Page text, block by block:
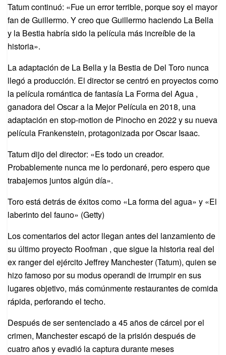
Tatum continuó: «Fue un error terrible, porque soy el mayor
fan de Guillermo. Y creo que Guillermo haciendo La Bella
y la Bestia habría sido la película más increíble de la
historia».
La adaptación de La Bella y la Bestia de Del Toro nunca
llegó a producción. El director se centró en proyectos como
la película romántica de fantasía La Forma del Agua ,
ganadora del Oscar a la Mejor Película en 2018, una
adaptación en stop-motion de Pinocho en 2022 y su nueva
película Frankenstein, protagonizada por Oscar Isaac.
Tatum dijo del director: «Es todo un creador.
Probablemente nunca me lo perdonaré, pero espero que
trabajemos juntos algún día».
Toro está detrás de éxitos como «La forma del agua» y «El
laberinto del fauno» (Getty)
Los comentarios del actor llegan antes del lanzamiento de
su último proyecto Roofman , que sigue la historia real del
ex ranger del ejército Jeffrey Manchester (Tatum), quien se
hizo famoso por su modus operandi de irrumpir en sus
lugares objetivo, más comúnmente restaurantes de comida
rápida, perforando el techo.
Después de ser sentenciado a 45 años de cárcel por el
crimen, Manchester escapó de la prisión después de
cuatro años y evadió la captura durante meses